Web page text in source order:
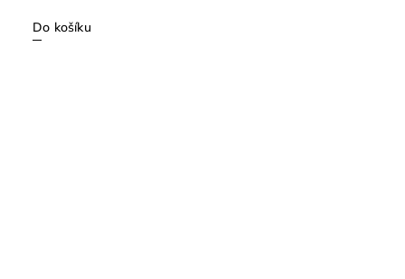
Do košíku